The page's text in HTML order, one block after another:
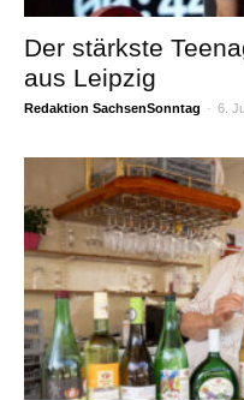
Der stärkste
aus Leipzig
Redaktion SachsenSonntag - 6.